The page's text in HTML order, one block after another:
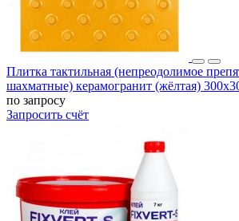
Плитка тактильная (непреодолимое
шахматные) керамогранит (жёлтая)
по запросу
Запросить счёт